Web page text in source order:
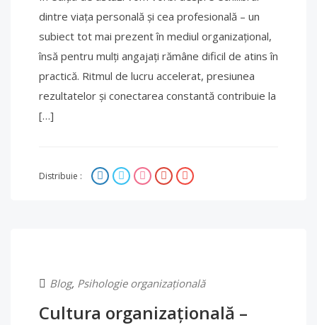
dintre viața personală și cea profesională – un
subiect tot mai prezent în mediul organizațional,
însă pentru mulți angajați rămâne dificil de atins în
practică. Ritmul de lucru accelerat, presiunea
rezultatelor și conectarea constantă contribuie la
[…]
Distribuie :
Blog, Psihologie organizațională
Cultura organizațională –